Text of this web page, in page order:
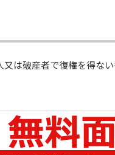
又は破産者で復権を得な